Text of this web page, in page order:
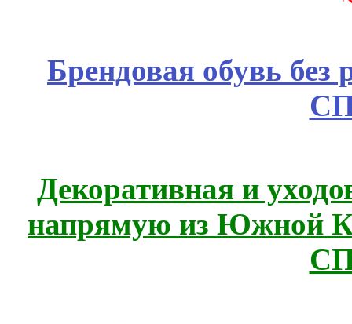
Брендовая обувь без
Декоративная и
напрямую из